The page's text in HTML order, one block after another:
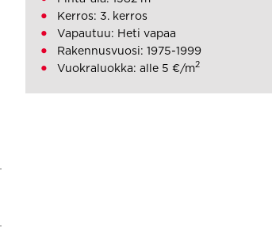
Kerros: 3. kerros
Vapautuu: Heti vapaa
Rakennusvuosi: 1975-1999
Vuokraluokka: alle 5 €/m2